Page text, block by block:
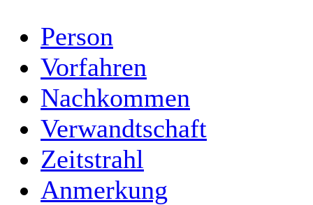
Person
Vorfahren
Nachkommen
Verwandtschaft
Zeitstrahl
Anmerkung